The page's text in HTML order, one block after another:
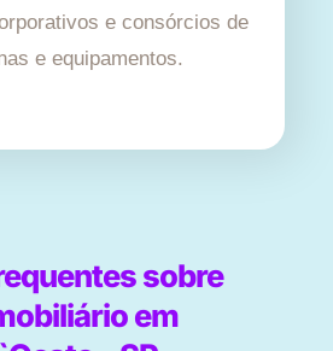
e consórcios de
e equipamentos.
sobre
em